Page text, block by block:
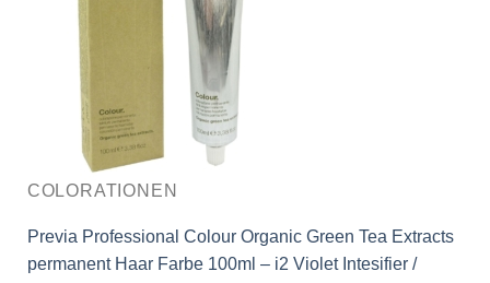
COLORATIONEN
Previa Professional Colour Organic Green Tea Extracts
permanent Haar Farbe 100ml – i2 Violet Intesifier /